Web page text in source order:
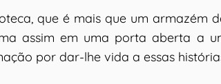
que é mais que um armazém
assim em uma porta aberta a
por dar-lhe vida a essas